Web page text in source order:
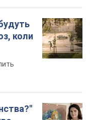
коли